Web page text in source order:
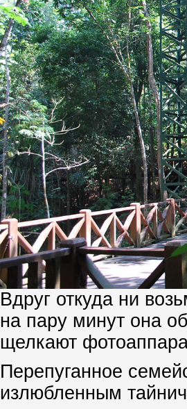
Вдруг откуда ни
на пару минут она
щелкают
Перепуганное
излюбленным